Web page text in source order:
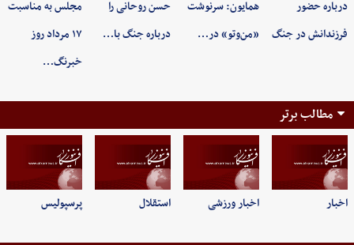
درباره حضور
فرزندانش در جنگ
همایون: سرنوشت
«من‌وتو» در…
حسن روحانی را
درباره جنگ با…
مجلس به مناسبت
۱۷ مرداد روز
خبرنگ…
مطالب برتر
اخبار اخبار ورزشی استقلال پرسپولیس